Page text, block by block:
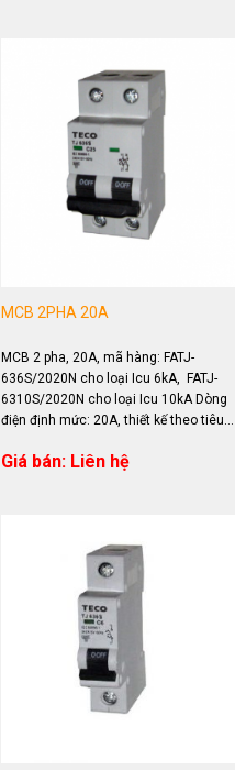
MCB 2PHA 20A
MCB 2 pha, 20A, mã hàng: FATJ-
636S/2020N cho loại Icu 6kA, FATJ-
6310S/2020N cho loại Icu 10kA Dòng
điện định mức: 20A, thiết kế theo tiêu
Giá bán: Liên hệ